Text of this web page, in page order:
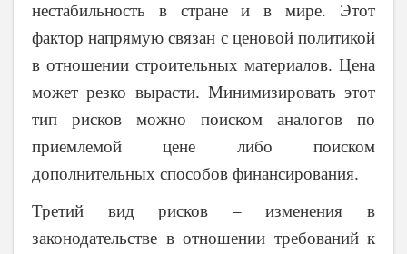
нестабильность в стране и в мире. Этот
фактор напрямую связан с ценовой политикой
в отношении строительных материалов. Цена
может резко вырасти. Минимизировать этот
тип рисков можно поиском аналогов по
приемлемой цене либо поиском
дополнительных способов финансирования.
Третий вид рисков – изменения в
законодательстве в отношении требований к